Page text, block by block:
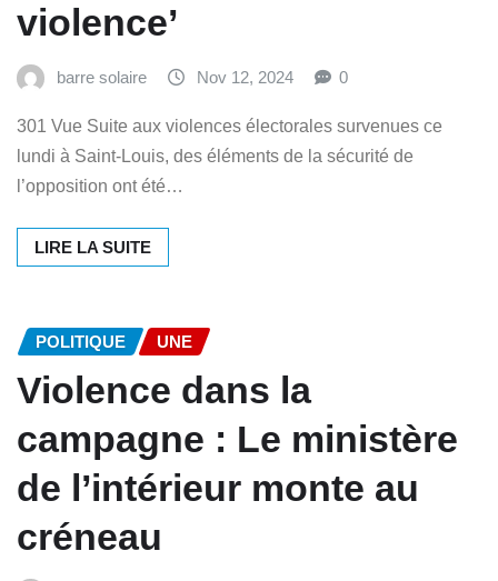
violence’
barre solaire Nov 12, 2024 0
301 Vue Suite aux violences électorales survenues ce
lundi à Saint-Louis, des éléments de la sécurité de
l’opposition ont été…
LIRE LA SUITE
POLITIQUE UNE
Violence dans la
campagne : Le ministère
de l’intérieur monte au
créneau